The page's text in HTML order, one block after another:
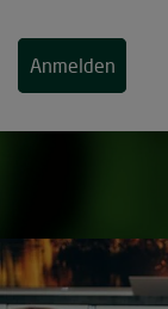
Anmelden